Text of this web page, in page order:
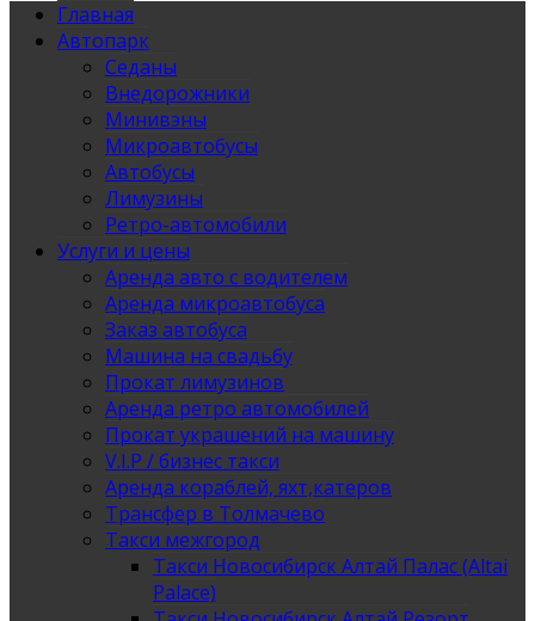
Главная
Автопарк
Седаны
Внедорожники
Минивэны
Микроавтобусы
Автобусы
Лимузины
Ретро-автомобили
Услуги и цены
Аренда авто с водителем
Аренда микроавтобуса
Заказ автобуса
Машина на свадьбу
Прокат лимузинов
Аренда ретро автомобилей
Прокат украшений на машину
V.I.P / бизнес такси
Аренда кораблей, яхт,катеров
Трансфер в Толмачево
Такси межгород
Такси Новосибирск Алтай Палас (Altai
Palace)